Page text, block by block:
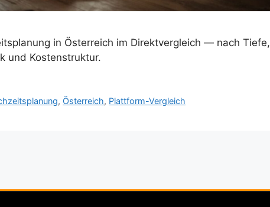
in Österreich im Direktvergleich — nach Tiefe,
und Kostenstruktur.
, Österreich, Plattform-Vergleich